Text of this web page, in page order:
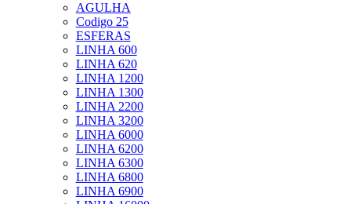
AGULHA
Codigo 25
ESFERAS
LINHA 600
LINHA 620
LINHA 1200
LINHA 1300
LINHA 2200
LINHA 3200
LINHA 6000
LINHA 6200
LINHA 6300
LINHA 6800
LINHA 6900